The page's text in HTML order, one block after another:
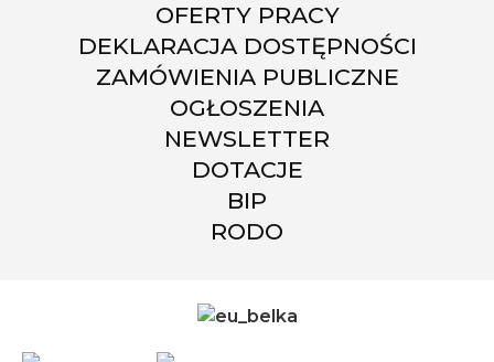
OFERTY PRACY
DEKLARACJA DOSTĘPNOŚCI
ZAMÓWIENIA PUBLICZNE
OGŁOSZENIA
NEWSLETTER
DOTACJE
BIP
RODO